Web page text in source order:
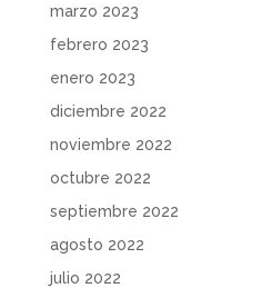
marzo 2023
febrero 2023
enero 2023
diciembre 2022
noviembre 2022
octubre 2022
septiembre 2022
agosto 2022
julio 2022